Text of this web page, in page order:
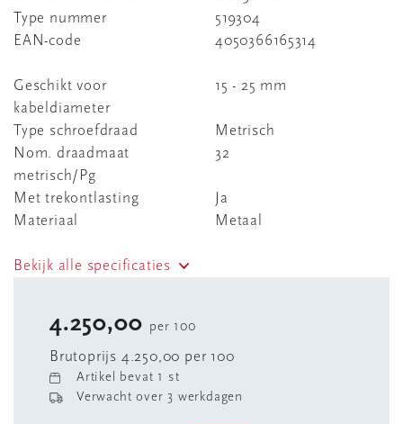
Type nummer
519304
EAN-code
4050366165314
Geschikt voor
kabeldiameter
15 - 25 mm
Type schroefdraad
Metrisch
Nom. draadmaat
metrisch/Pg
32
Met trekontlasting
Ja
Materiaal
Metaal
Bekijk alle specificaties
4.250,00 per 100
Brutoprijs 4.250,00 per 100
Artikel bevat 1 st
Verwacht over 3 werkdagen